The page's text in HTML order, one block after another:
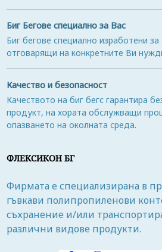
Биг Бегове специално за Вас
Биг бегове специално изработени
отговарящи на конкретните Ви
Качество и безопасност
Качеството на биг бегс гарантира
продукт, на хората обслужващи
опазването на околната среда.
ФЛЕКСИКОН БГ
Фирмата е специализирана в
гъвкави полипропиленови
съхранение и/или
различни видове продукти.